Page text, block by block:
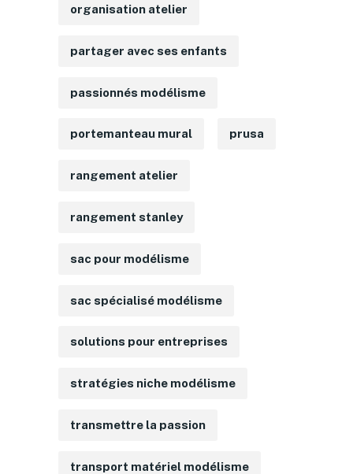
organisation atelier
partager avec ses enfants
passionnés modélisme
portemanteau mural prusa
rangement atelier
rangement stanley
sac pour modélisme
sac spécialisé modélisme
solutions pour entreprises
stratégies niche modélisme
transmettre la passion
transport matériel modélisme